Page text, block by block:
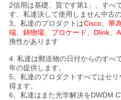
ポ
リ
シ
ー
2信用は基礎、質です第1」、すべ
す、私達決して使用しません中古
3。私達のプロダクトはCisco、華
端、鋳物場、ブロケード、Dlink、
換性があります
4. 私達は郵送物の日付からのすべ
年の提供します。
5。私達のプロダクトすべてはセ
得ます。
6。私達はまた光学解決をDWDM